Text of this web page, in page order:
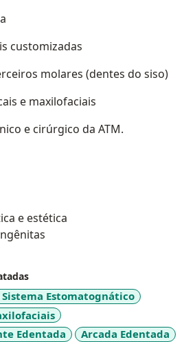
customizadas
molares (dentes do siso)
e maxilofaciais
e cirúrgico da ATM.
e cuidado que ajudo a
marcados pela dor ou
funcionalidade,
Se você busca um
técnico e humano, será um
com a sua jornada de
e estética
Estomatognático
Edentada
Arcada Edentada